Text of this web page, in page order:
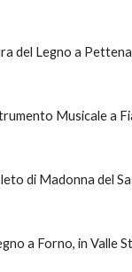
del Legno a
Musicale a
di Madonna del
a Forno, in Valle